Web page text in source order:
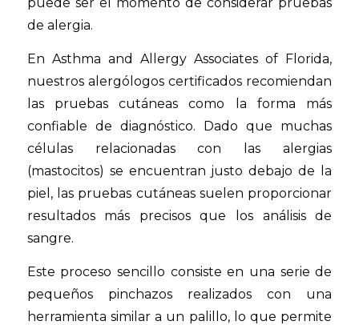
puede ser el momento de considerar pruebas
de alergia.
En Asthma and Allergy Associates of Florida,
nuestros alergólogos certificados recomiendan
las pruebas cutáneas como la forma más
confiable de diagnóstico. Dado que muchas
células relacionadas con las alergias
(mastocitos) se encuentran justo debajo de la
piel, las pruebas cutáneas suelen proporcionar
resultados más precisos que los análisis de
sangre.
Este proceso sencillo consiste en una serie de
pequeños pinchazos realizados con una
herramienta similar a un palillo, lo que permite